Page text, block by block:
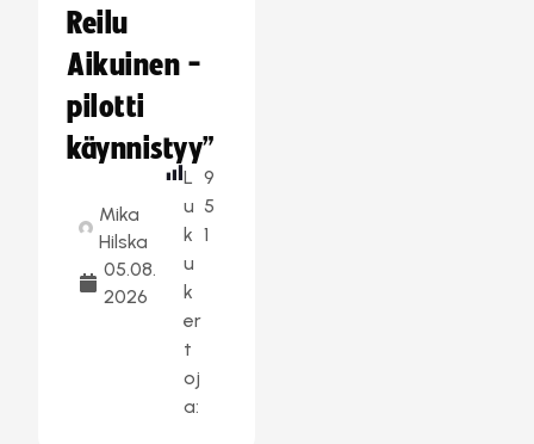
Reilu
Aikuinen -
pilotti
käynnistyy”
Mika
Hilska
05.08.
2026
L
u
k
u
k
er
t
oj
a:
9
5
1